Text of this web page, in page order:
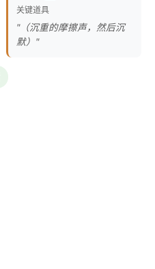
关键道具
"（沉重的摩擦声，然后沉
默）"